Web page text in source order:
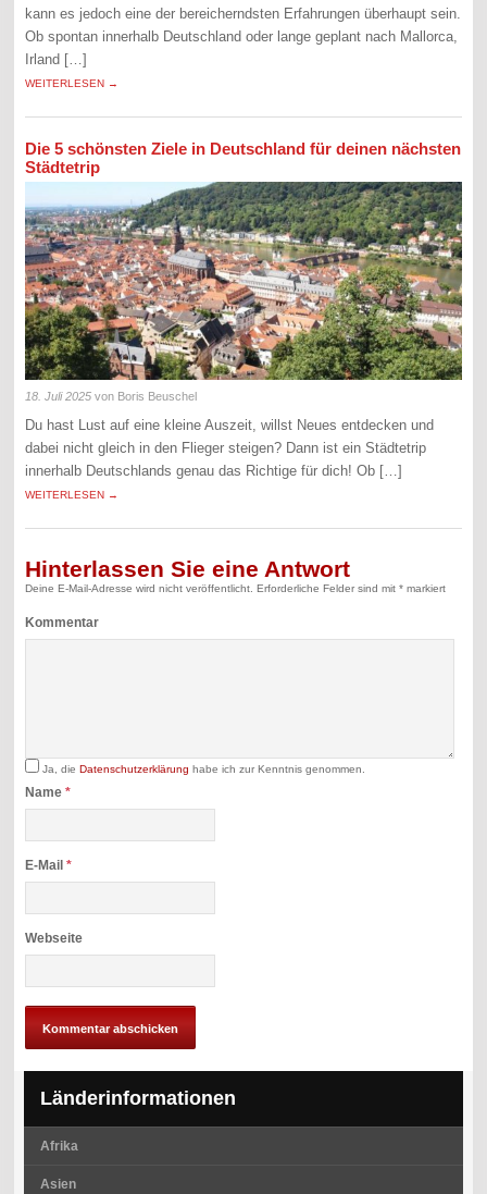
kann es jedoch eine der bereicherndsten Erfahrungen überhaupt sein.
Ob spontan innerhalb Deutschland oder lange geplant nach Mallorca,
Irland […]
WEITERLESEN →
Die 5 schönsten Ziele in Deutschland für deinen nächsten
Städtetrip
18. Juli 2025 von Boris Beuschel
Du hast Lust auf eine kleine Auszeit, willst Neues entdecken und
dabei nicht gleich in den Flieger steigen? Dann ist ein Städtetrip
innerhalb Deutschlands genau das Richtige für dich! Ob […]
WEITERLESEN →
Hinterlassen Sie eine Antwort
Deine E-Mail-Adresse wird nicht veröffentlicht. Erforderliche Felder sind mit* markiert
Kommentar
Ja, dieDatenschutzerklärung habe ich zur Kenntnis genommen.
Name*
E-Mail*
Webseite
Länderinformationen
Afrika
Asien